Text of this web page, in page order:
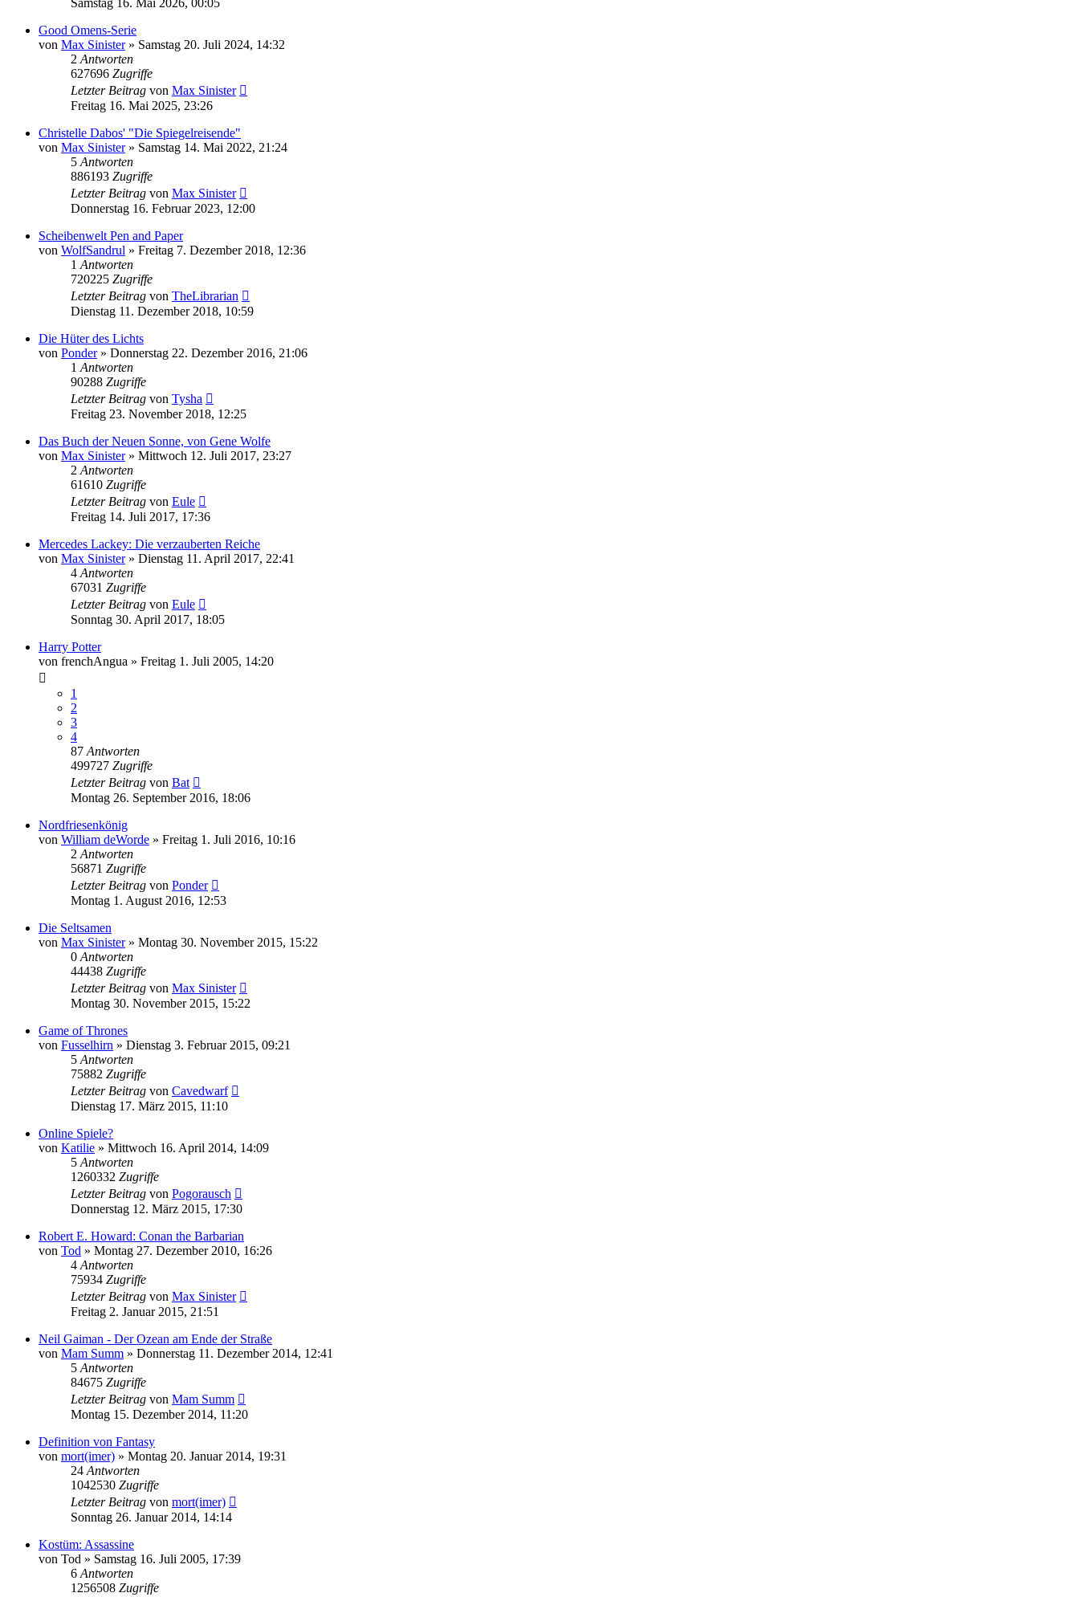
Samstag 16. Mai 2026, 00:05
Good Omens-Serie
von Max Sinister» Samstag 20. Juli 2024, 14:32
2 Antworten
627696 Zugriffe
Letzter Beitrag von Max Sinister
Freitag 16. Mai 2025, 23:26
Christelle Dabos' "Die Spiegelreisende"
von Max Sinister» Samstag 14. Mai 2022, 21:24
5 Antworten
886193 Zugriffe
Letzter Beitrag von Max Sinister
Donnerstag 16. Februar 2023, 12:00
Scheibenwelt Pen and Paper
von WolfSandrul » Freitag 7. Dezember 2018, 12:36
1 Antworten
720225 Zugriffe
Letzter Beitrag von TheLibrarian
Dienstag 11. Dezember 2018, 10:59
Die Hüter des Lichts
von Ponder» Donnerstag 22. Dezember 2016, 21:06
1 Antworten
90288 Zugriffe
Letzter Beitrag von Tysha
Freitag 23. November 2018, 12:25
Das Buch der Neuen Sonne, von Gene Wolfe
von Max Sinister» Mittwoch 12. Juli 2017, 23:27
2 Antworten
61610 Zugriffe
Letzter Beitrag von Eule
Freitag 14. Juli 2017, 17:36
Mercedes Lackey: Die verzauberten Reiche
von Max Sinister» Dienstag 11. April 2017, 22:41
4 Antworten
67031 Zugriffe
Letzter Beitrag von Eule
Sonntag 30. April 2017, 18:05
Harry Potter
von frenchAngua » Freitag 1. Juli 2005, 14:20
1
2
3
4
87 Antworten
499727 Zugriffe
Letzter Beitrag von Bat
Montag 26. September 2016, 18:06
Nordfriesenkönig
von William deWorde » Freitag 1. Juli 2016, 10:16
2 Antworten
56871 Zugriffe
Letzter Beitrag von Ponder
Montag 1. August 2016, 12:53
Die Seltsamen
von Max Sinister» Montag 30. November 2015, 15:22
0 Antworten
44438 Zugriffe
Letzter Beitrag von Max Sinister
Montag 30. November 2015, 15:22
Game of Thrones
von Fusselhirn » Dienstag 3. Februar 2015, 09:21
5 Antworten
75882 Zugriffe
Letzter Beitrag von Cavedwarf
Dienstag 17. März 2015, 11:10
Online Spiele?
von Katilie » Mittwoch 16. April 2014, 14:09
5 Antworten
1260332 Zugriffe
Letzter Beitrag von Pogorausch
Donnerstag 12. März 2015, 17:30
Robert E. Howard: Conan the Barbarian
von Tod » Montag 27. Dezember 2010, 16:26
4 Antworten
75934 Zugriffe
Letzter Beitrag von Max Sinister
Freitag 2. Januar 2015, 21:51
Neil Gaiman - Der Ozean am Ende der Straße
von Mam Summ » Donnerstag 11. Dezember 2014, 12:41
5 Antworten
84675 Zugriffe
Letzter Beitrag von Mam Summ
Montag 15. Dezember 2014, 11:20
Definition von Fantasy
von mort(imer) » Montag 20. Januar 2014, 19:31
24 Antworten
1042530 Zugriffe
Letzter Beitrag von mort(imer)
Sonntag 26. Januar 2014, 14:14
Kostüm: Assassine
von Tod » Samstag 16. Juli 2005, 17:39
6 Antworten
1256508 Zugriffe